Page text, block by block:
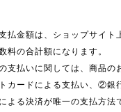
払金額は、ショップサイト
料の合計額になります。
支払いに関しては、商品
カードによる支払い、②銀
よる決済が唯一の支払方法